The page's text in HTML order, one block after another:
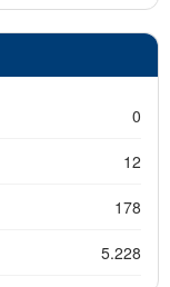
0
12
178
5.228